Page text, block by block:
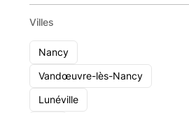
Villes
Nancy
Vandœuvre-lès-Nancy
Lunéville
1 - 10
Voir le cabinet